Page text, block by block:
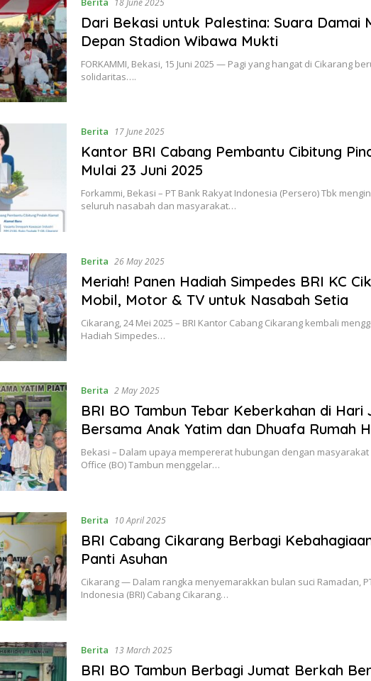
Dari Bekasi untuk Palestina: Suara Damai
Depan Stadion Wibawa Mukti
FORKAMMI, Bekasi, 15 Juni 2025 — Pagi yang hangat di Cikarang
solidaritas….
Berita 17 June 2025
Kantor BRI Cabang Pembantu Cibitung
Mulai 23 Juni 2025
Forkammi, Bekasi – PT Bank Rakyat Indonesia (Persero) Tbk
seluruh nasabah dan masyarakat…
Berita 26 May 2025
Meriah! Panen Hadiah Simpedes BRI KC
Mobil, Motor & TV untuk Nasabah Setia
Cikarang, 24 Mei 2025 – BRI Kantor Cabang Cikarang kembali
Hadiah Simpedes…
Berita 2 May 2025
BRI BO Tambun Tebar Keberkahan di Hari
Bersama Anak Yatim dan Dhuafa Rumah
Bekasi – Dalam upaya mempererat hubungan dengan masyarakat
Office (BO) Tambun menggelar…
Berita 10 April 2025
BRI Cabang Cikarang Berbagi
Panti Asuhan
Cikarang — Dalam rangka menyemarakkan bulan suci Ramadan,
Indonesia (BRI) Cabang Cikarang…
Berita 13 March 2025
BRI BO Tambun Berbagi Jumat Berkah